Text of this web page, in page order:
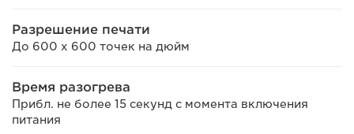
Разрешение печати
До 600 x 600 точек на дюйм
Время разогрева
Прибл. не более 15 секунд с момента включения
питания